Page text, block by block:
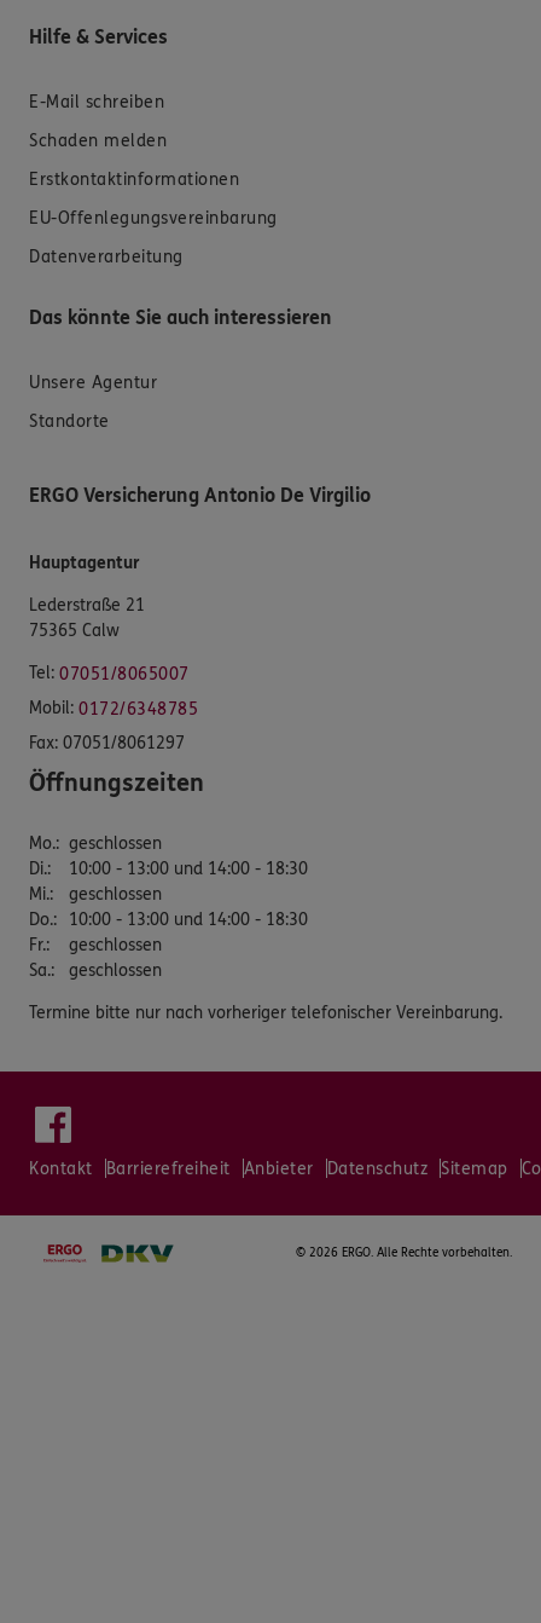
Hilfe & Services
E-Mail schreiben
Schaden melden
Erstkontaktinformationen
EU-Offenlegungsvereinbarung
Datenverarbeitung
Das könnte Sie auch interessieren
Unsere Agentur
Standorte
ERGO Versicherung Antonio De Virgilio
Hauptagentur
Lederstraße 21
75365 Calw
Tel: 07051/8065007
Mobil: 0172/6348785
Fax: 07051/8061297
Öffnungszeiten
Mo.: geschlossen
Di.:
10:00 - 13:00 und 14:00 - 18:30
Mi.:
geschlossen
Do.:
10:00 - 13:00 und 14:00 - 18:30
Fr.:
geschlossen
Sa.: geschlossen
Termine bitte nur nach vorheriger telefonischer Vereinbarung.
Kontakt Barrierefreiheit Anbieter Datenschutz Sitemap
© 2026 ERGO. Alle Rechte vorbehalten.